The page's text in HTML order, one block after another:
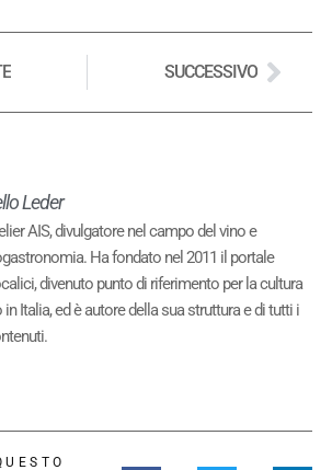
SUCCESSIVO
Leder
AIS, divulgatore nel campo del vino e
Ha fondato nel 2011 il portale
divenuto punto di riferimento per la cultura
in Italia, ed è autore della sua struttura e di tutti i